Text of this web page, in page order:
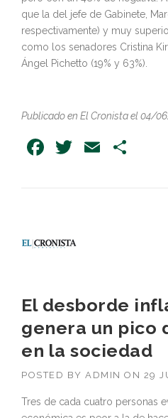
que la del jefe de Gabinete,
respectivamente) y muy
como los senadores Cristina
Ángel Pichetto (19% y 63%).
Publicado en El Cronista el 04/
Facebook
Twitter
Email
El desborde
genera un pico
en la sociedad
POSTED BY ADMIN ON 29
Tres de cada cuatro personas